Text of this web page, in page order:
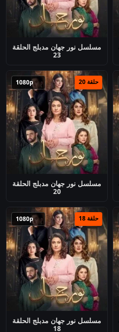
مسلسل نور جهان مدبلج الحلقة
23
حلقة 20 1080p
مسلسل نور جهان مدبلج الحلقة
20
حلقة 18 1080p
مسلسل نور جهان مدبلج الحلقة
18